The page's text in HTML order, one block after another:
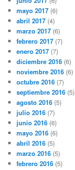
mayo 2017 (6)
abril 2017 (4)
marzo 2017 (6)
febrero 2017 (7)
enero 2017 (7)
diciembre 2016 (6)
noviembre 2016 (6)
octubre 2016 (7)
septiembre 2016 (5)
agosto 2016 (5)
julio 2016 (7)
junio 2016 (6)
mayo 2016 (6)
abril 2016 (5)
marzo 2016 (5)
febrero 2016 (5)